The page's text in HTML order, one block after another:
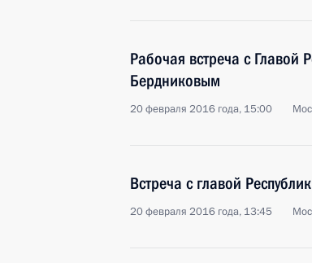
Рабочая встреча с Главой
Бердниковым
20 февраля 2016 года, 15:00
Встреча с главой
20 февраля 2016 года, 13:45